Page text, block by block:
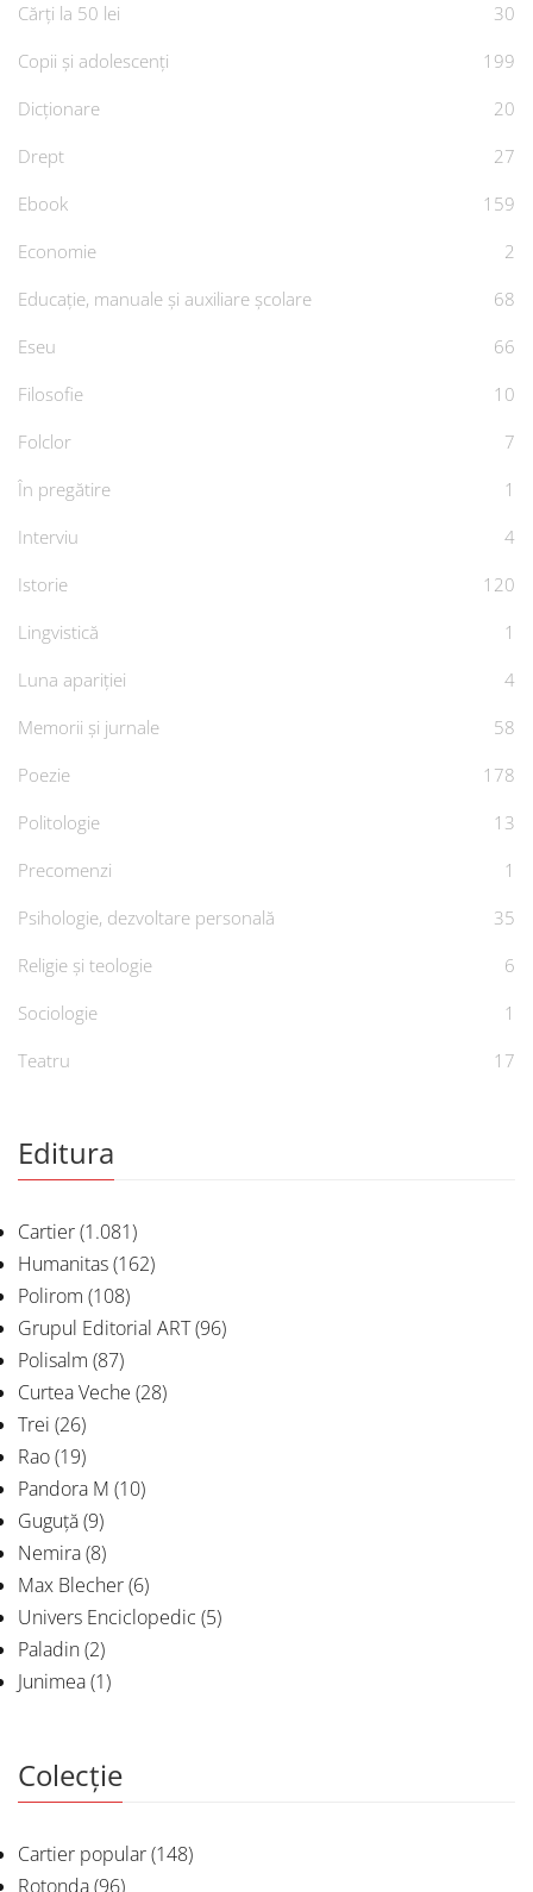
Cărți la 50 lei
30
Copii și adolescenți
199
Dicționare
20
Drept
27
Ebook
159
Economie
2
Educație, manuale și auxiliare școlare
68
Eseu
66
Filosofie
10
Folclor
7
În pregătire
1
Interviu
4
Istorie
120
Lingvistică
1
Luna apariției
4
Memorii și jurnale
58
Poezie
178
Politologie
13
Precomenzi
1
Psihologie, dezvoltare personală
35
Religie și teologie
6
Sociologie
1
Teatru
17
Editura
Cartier(1.081)
Humanitas(162)
Polirom (108)
Grupul Editorial ART(96)
Polisalm (87)
Curtea Veche (28)
Trei (26)
Rao(19)
Pandora M (10)
Guguță(9)
Nemira(8)
Max Blecher(6)
Univers Enciclopedic (5)
Paladin(2)
Junimea(1)
Colecție
Cartier popular(148)
Rotonda(96)